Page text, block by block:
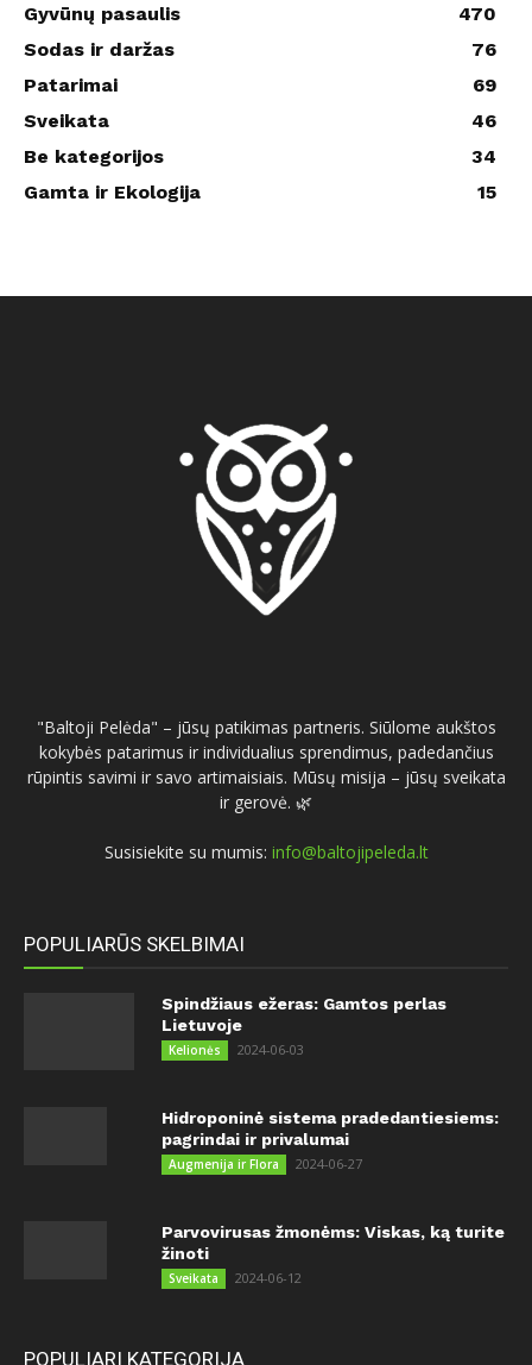
Gyvūnų pasaulis
470
Sodas ir daržas
76
Patarimai
69
Sveikata
46
Be kategorijos
34
Gamta ir Ekologija
15
"Baltoji Pelėda" – jūsų patikimas partneris. Siūlome aukštos
kokybės patarimus ir individualius sprendimus, padedančius
rūpintis savimi ir savo artimaisiais. Mūsų misija – jūsų sveikata
ir gerovė. 🌿
Susisiekite su mumis: info@baltojipeleda.lt
POPULIARŪS SKELBIMAI
Spindžiaus ežeras: Gamtos perlas
Lietuvoje
Kelionės 2024-06-03
Hidroponinė sistema pradedantiesiems:
pagrindai ir privalumai
Augmenija ir Flora 2024-06-27
Parvovirusas žmonėms: Viskas, ką turite
žinoti
Sveikata 2024-06-12
POPULIARI KATEGORIJA